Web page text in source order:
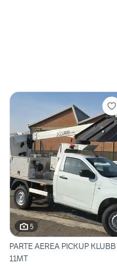
5
PARTE AEREA PICKUP KLUBB
11MT